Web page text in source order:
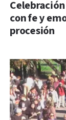
con fe y
procesión